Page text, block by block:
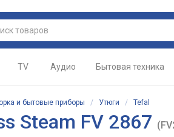
TV Аудио Бытовая техника
и бытовые приборы / Утюги / Tefal
Steam FV 2867